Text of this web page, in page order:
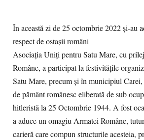
În această zi de 25 octombrie 2022 și-au
respect de ostașii români
Asociația Uniți pentru Satu Mare, cu
Române, a participat la festivitățile
Satu Mare, precum și în municipiul
de pământ românesc eliberată de sub
hitleristă la 25 Octombrie 1944. A fost
a aduce un omagiu Armatei Române,
carieră care compun structurile acesteia,